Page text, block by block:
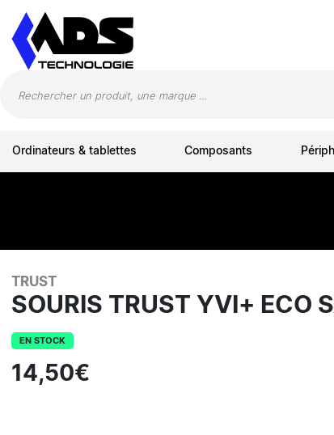
Ordinateurs & tablettes Composants
TRUST
SOURIS TRUST YVI+ ECO
EN STOCK
14,50€